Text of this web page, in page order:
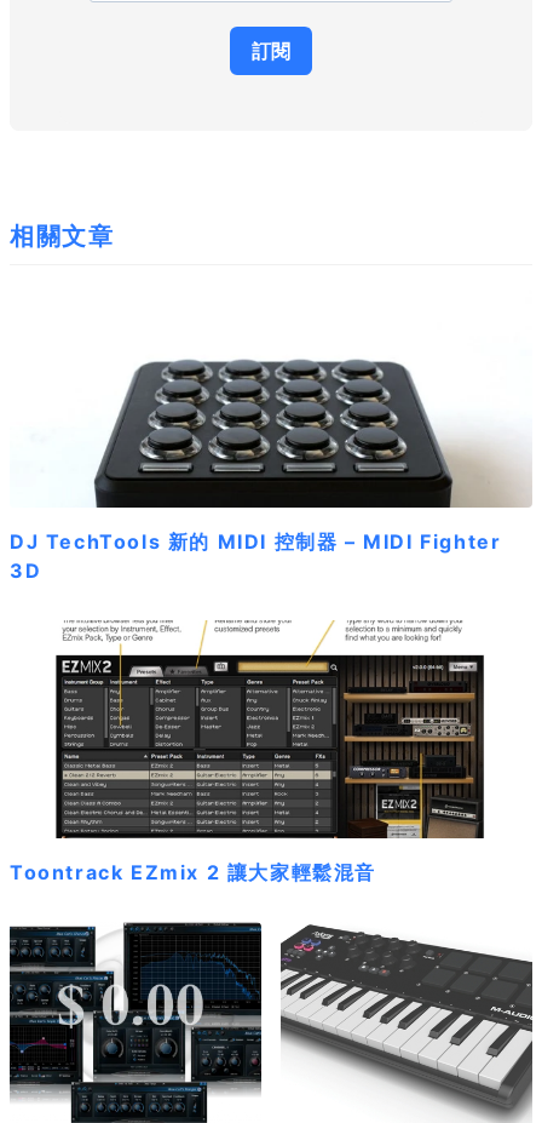
相關文章
DJ TechTools 新的 MIDI 控制器 – MIDI Fighter
3D
Toontrack EZmix 2 讓大家輕鬆混音